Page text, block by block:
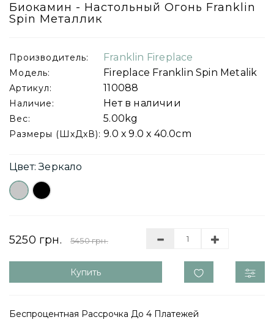
Биокамин - Настольный Огонь Franklin
Spin Металлик
Производитель: Franklin Fireplace
Модель: Fireplace Franklin Spin Metalik
Артикул: 110088
Наличие: Нет в наличии
Вес: 5.00kg
Размеры (ШхДхВ): 9.0 х 9.0 х 40.0cm
Цвет: Зеркало
5250 грн. 5450 грн.
Купить
Беспроцентная Рассрочка До 4 Платежей